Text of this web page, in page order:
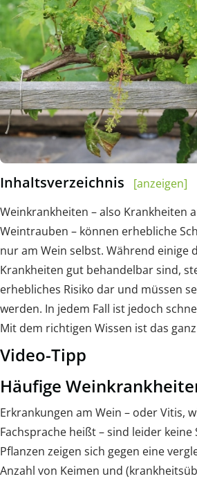
Inhaltsverzeichnis
[anzeigen]
Weinkrankheiten – also Krankheiten
Weintrauben – können erhebliche
nur am Wein selbst. Während einige
Krankheiten gut behandelbar sind,
erhebliches Risiko dar und müssen
werden. In jedem Fall ist jedoch
Mit dem richtigen Wissen ist das
Video-Tipp
Häufige
Erkrankungen am Wein – oder Vitis,
Fachsprache heißt – sind leider keine
Pflanzen zeigen sich gegen eine
Anzahl von Keimen und